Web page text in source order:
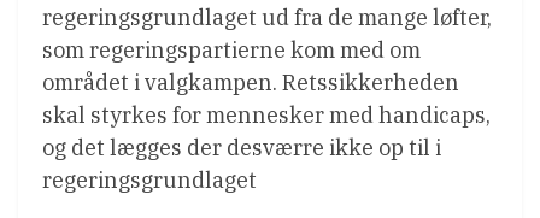
regeringsgrundlaget ud fra de mange løfter,
som regeringspartierne kom med om
området i valgkampen. Retssikkerheden
skal styrkes for mennesker med handicaps,
og det lægges der desværre ikke op til i
regeringsgrundlaget